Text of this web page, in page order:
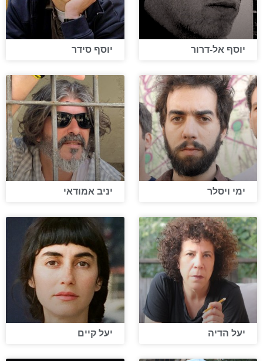
יוסף אל-דרור יוסף סידר
ימי ויסלר יניב אמודאי
יעל הדיה יעל קיים